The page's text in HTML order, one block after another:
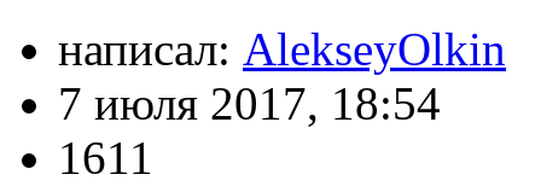
написал: AlekseyOlkin
7 июля 2017, 18:54
1611